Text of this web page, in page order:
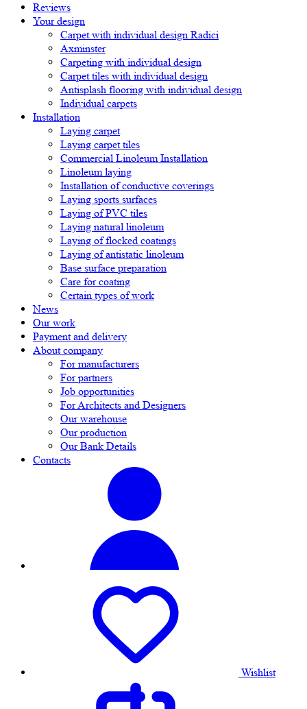
Reviews
Your design
Carpet with individual design Radici
Axminster
Carpeting with individual design
Carpet tiles with individual design
Antisplash flooring with individual design
Individual carpets
Installation
Laying carpet
Laying carpet tiles
Commercial Linoleum Installation
Linoleum laying
Installation of conductive coverings
Laying sports surfaces
Laying of PVC tiles
Laying natural linoleum
Laying of flocked coatings
Laying of antistatic linoleum
Base surface preparation
Care for coating
Certain types of work
News
Our work
Payment and delivery
About company
For manufacturers
For partners
Job opportunities
For Architects and Designers
Our warehouse
Our production
Our Bank Details
Contacts
Wishlist